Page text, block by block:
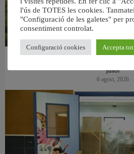
juliol
6 agost, 2026
l'ús de TOTES les cookies.
"Configuració de les galetes" per
consentiment controlat.
Configuració cookies Accepta tot